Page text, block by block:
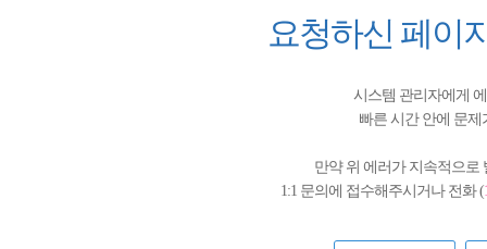
요청하신 페이
시스템 관리자에게
빠른 시간 안에 문
만약 위 에러가 지속적으로
1:1 문의에 접수해주시거나 전화 (